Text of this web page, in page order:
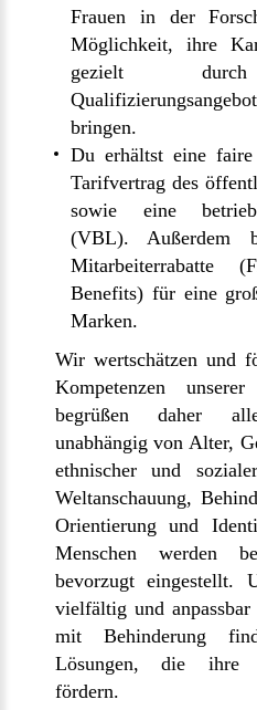
Frauen in der
Möglichkeit, ihre
gezielt durch
bringen.
Du erhältst eine
Tarifvertrag des
sowie eine
(VBL). Außerdem
Mitarbeiterrabatte
Benefits) für eine
Marken.
Wir wertschätzen und
Kompetenzen
begrüßen daher
unabhängig von Alter,
ethnischer und
Weltanschauung,
Orientierung und
Menschen werden
bevorzugt eingestellt.
vielfältig und
mit Behinderung
Lösungen, die ihre
fördern.